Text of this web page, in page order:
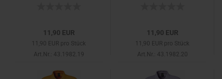
11,90 EUR
11,90 EUR pro Stück
Art.Nr.: 43.1982.19
11,90 EUR
11,90 EUR pro Stück
Art.Nr.: 43.1982.20